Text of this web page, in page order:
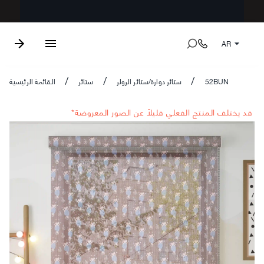
AR
القائمة الرئيسية / ستائر / ستائر دوارة/ستائر الرولر / 52BUN
*قد يختلف المنتج الفعلي قليلاً عن الصور المعروضة